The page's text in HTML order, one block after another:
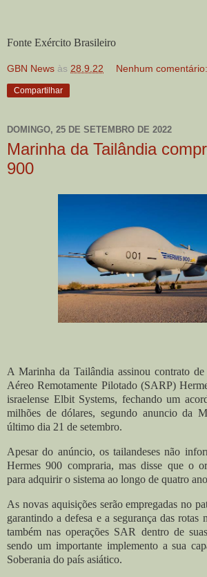
Fonte Exército Brasileiro
GBN News às 28.9.22 Nenhum comentário:
Compartilhar
DOMINGO, 25 DE SETEMBRO DE 2022
Marinha da Tailândia
900
A Marinha da Tailândia assinou contrato de
Aéreo Remotamente Pilotado (SARP)
israelense Elbit Systems, fechando um
milhões de dólares, segundo anuncio da
último dia 21 de setembro.
Apesar do anúncio, os tailandeses não
Hermes 900 compraria, mas disse que o
para adquirir o sistema ao longo de quatro
As novas aquisições serão empregadas ​​no
garantindo a defesa e a segurança das rotas
também nas operações SAR dentro de
sendo um importante implemento a sua
Soberania do país asiático.